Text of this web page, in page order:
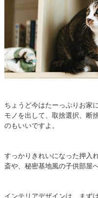
ちょうど今はたーっぷりお家
モノを出して、取捨選択、断
のもいいですよ。
すっかりきれいになった押入
斎や、秘密基地風の子供部屋
インテリアデザインは、まず